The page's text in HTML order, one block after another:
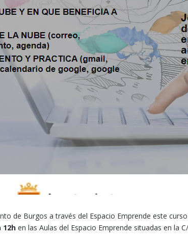
de Burgos a través del Espacio Emprende este
12h en las Aulas del Espacio Emprende situadas en la